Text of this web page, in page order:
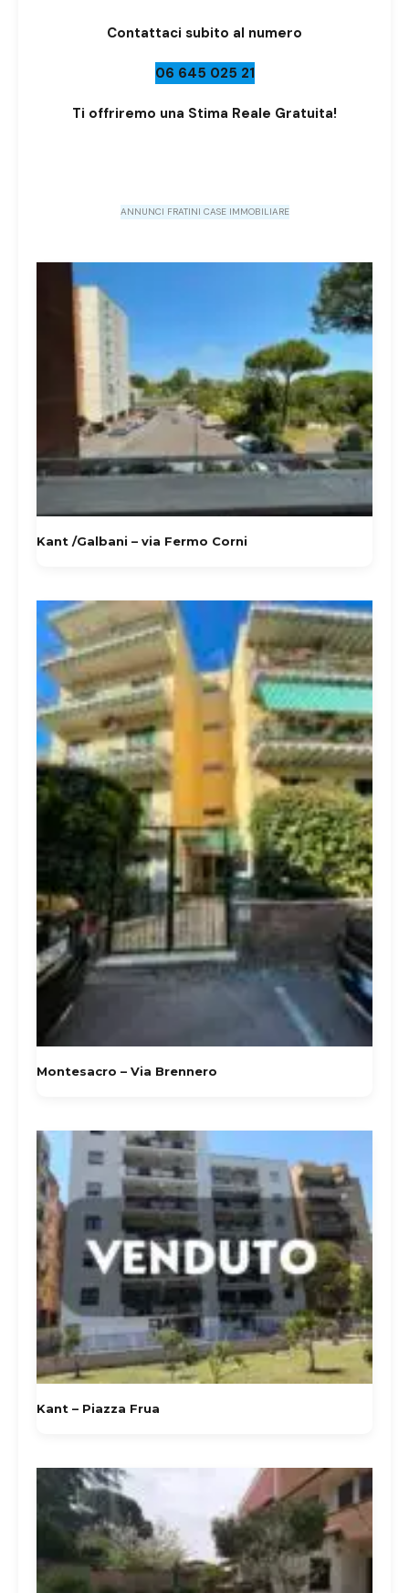
Contattaci subito al numero
06 645 025 21
Ti offriremo una Stima Reale Gratuita!
ANNUNCI FRATINI CASE IMMOBILIARE
Kant /Galbani – via Fermo Corni
Montesacro – Via Brennero
Kant – Piazza Frua